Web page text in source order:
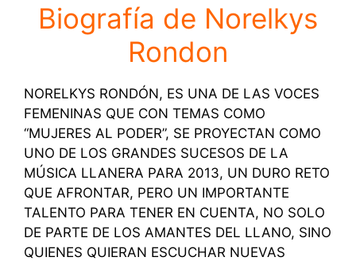
Biografía de Norelkys
Rondon
NORELKYS RONDÓN, ES UNA DE LAS VOCES
FEMENINAS QUE CON TEMAS COMO
“MUJERES AL PODER”, SE PROYECTAN COMO
UNO DE LOS GRANDES SUCESOS DE LA
MÚSICA LLANERA PARA 2013, UN DURO RETO
QUE AFRONTAR, PERO UN IMPORTANTE
TALENTO PARA TENER EN CUENTA, NO SOLO
DE PARTE DE LOS AMANTES DEL LLANO, SINO
QUIENES QUIERAN ESCUCHAR NUEVAS